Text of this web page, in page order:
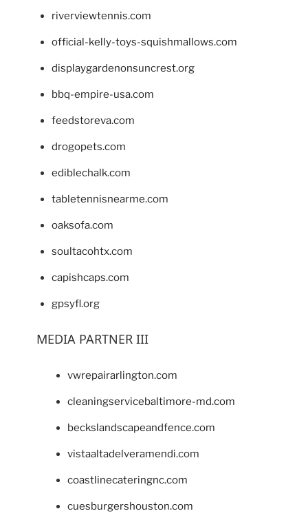
riverviewtennis.com
official-kelly-toys-squishmallows.com
displaygardenonsuncrest.org
bbq-empire-usa.com
feedstoreva.com
drogopets.com
ediblechalk.com
tabletennisnearme.com
oaksofa.com
soultacohtx.com
capishcaps.com
gpsyfl.org
MEDIA PARTNER III
vwrepairarlington.com
cleaningservicebaltimore-md.com
beckslandscapeandfence.com
vistaaltadelveramendi.com
coastlinecateringnc.com
cuesburgershouston.com